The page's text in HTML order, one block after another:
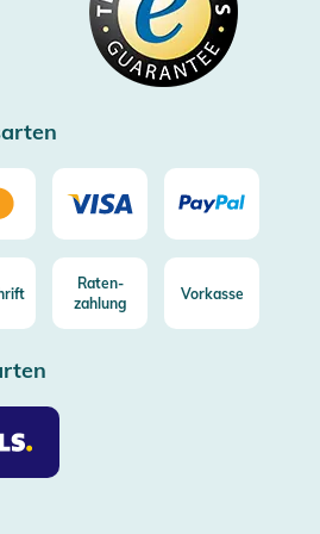
100€ Bestellwert (in DE/AT)
(aus DE/AT)
Raten-
zahlung
Vorkasse